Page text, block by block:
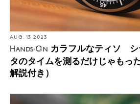
AUG. 13 2023
Hands-On カラフルなティソ シ
タのタイムを測るだけじゃもっ
解説付き）